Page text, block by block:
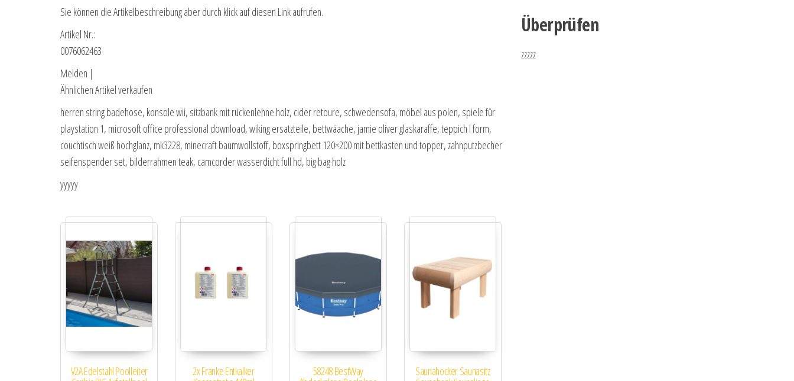
Sie können die Artikelbeschreibung aber durch klick auf diesen Link aufrufen.
Artikel Nr.:
0076062463
Melden |
Ähnlichen Artikel verkaufen
herren string badehose, konsole wii, sitzbank mit rückenlehne holz, cider retoure, schwedensofa, möbel aus polen, spiele für
playstation 1, microsoft office professional download, wiking ersatzteile, bettwäache, jamie oliver glaskaraffe, teppich l form,
couchtisch weiß hochglanz, mk3228, minecraft baumwollstoff, boxspringbett 120×200 mit bettkasten und topper, zahnputzbecher
seifenspender set, bilderrahmen teak, camcorder wasserdicht full hd, big bag holz
yyyyy
V2A Edelstahl Poolleiter 2x Franke Entkalker 58248 BestWay Saunahocker Saunasitz
Überprüfen
zzzzz